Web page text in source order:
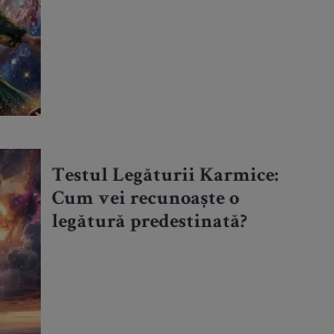
Testul Legăturii Karmice:
Cum vei recunoaște o
legătură predestinată?